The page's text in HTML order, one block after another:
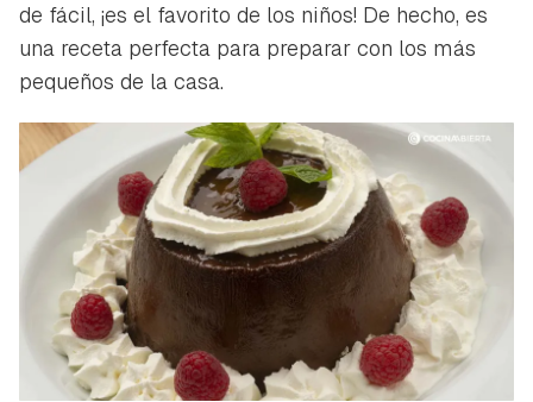
de fácil, ¡es el favorito de los niños! De hecho, es
una receta perfecta para preparar con los más
pequeños de la casa.